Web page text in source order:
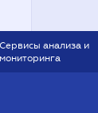
Сервисы анализа и
мониторинга